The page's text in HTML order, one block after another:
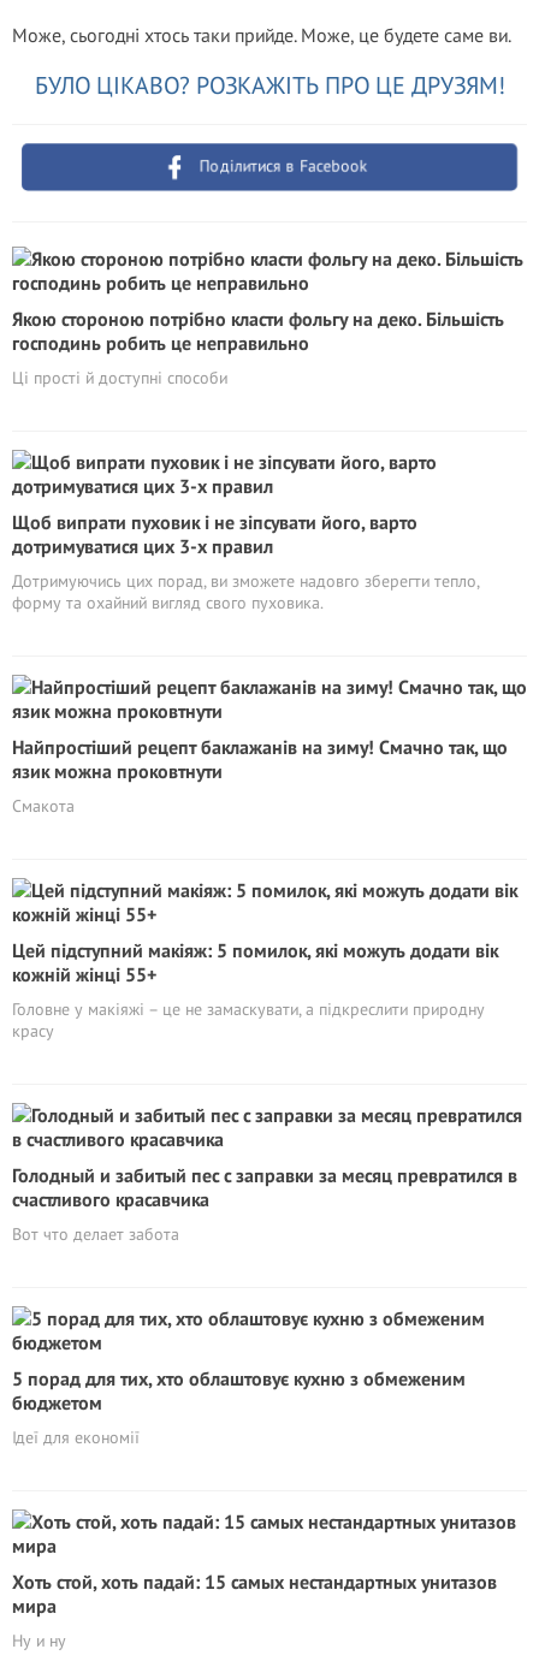
Може, сьогодні хтось таки прийде. Може, це будете саме ви.
БУЛО ЦІКАВО? РОЗКАЖІТЬ ПРО ЦЕ ДРУЗЯМ!
Поділитися в Facebook
Якою стороною потрібно класти фольгу на деко. Більшість
господинь робить це неправильно
Ці прості й доступні способи
Щоб випрати пуховик і не зіпсувати його, варто
дотримуватися цих 3-х правил
Дотримуючись цих порад, ви зможете надовго зберегти тепло,
форму та охайний вигляд свого пуховика.
Найпростіший рецепт баклажанів на зиму! Смачно так, що
язик можна проковтнути
Смакота
Цей підступний макіяж: 5 помилок, які можуть додати вік
кожній жінці 55+
Головне у макіяжі – це не замаскувати, а підкреслити природну
красу
Голодный и забитый пес с заправки за месяц превратился в
счастливого красавчика
Вот что делает забота
5 порад для тих, хто облаштовує кухню з обмеженим
бюджетом
Ідеї для економії
Хоть стой, хоть падай: 15 самых нестандартных унитазов
мира
Ну и ну